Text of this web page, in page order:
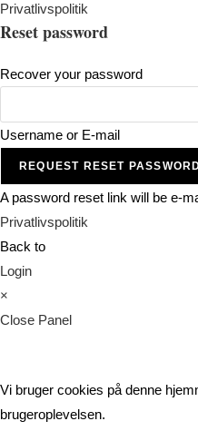
Privatlivspolitik
Reset password
Recover your password
Username or E-mail
REQUEST RESET
A password reset link will be e-
Privatlivspolitik
Back to
Login
×
Close Panel
Vi bruger cookies på denne
brugeroplevelsen.